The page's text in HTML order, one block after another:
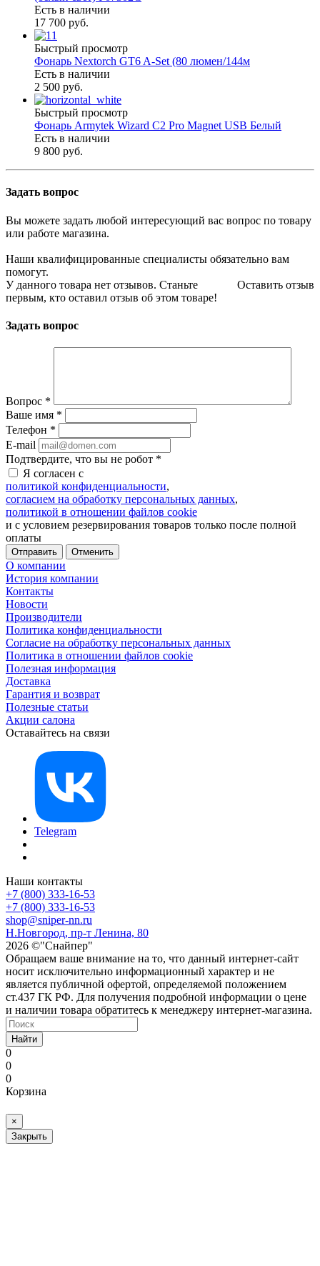
Есть в наличии
17 700 руб.
Быстрый просмотр
Фонарь Nextorch GT6 A-Set (80 люмен/144м
Есть в наличии
2 500 руб.
Быстрый просмотр
Фонарь Armytek Wizard C2 Pro Magnet USB Белый
Есть в наличии
9 800 руб.
Задать вопрос
Вы можете задать любой интересующий вас вопрос по товару
или работе магазина.
Наши квалифицированные специалисты обязательно вам
помогут.
Оставить отзыв
У данного товара нет отзывов. Станьте
первым, кто оставил отзыв об этом товаре!
Задать вопрос
Вопрос *
Ваше имя *
Телефон *
E-mail
Подтвердите, что вы не робот *
Я согласен с
политикой конфиденциальности,
согласием на обработку персональных данных,
политикой в отношении файлов cookie
и с условием резервирования товаров только после полной
оплаты
Отменить
О компании
История компании
Контакты
Новости
Производители
Политика конфиденциальности
Согласие на обработку персональных данных
Политика в отношении файлов cookie
Полезная информация
Доставка
Гарантия и возврат
Полезные статьи
Акции салона
Оставайтесь на связи
Telegram
Наши контакты
+7 (800) 333-16-53
+7 (800) 333-16-53
shop@sniper-nn.ru
Н.Новгород, пр-т Ленина, 80
2026 ©"Снайпер"
Обращаем ваше внимание на то, что данный интернет-сайт
носит исключительно информационный характер и не
является публичной офертой, определяемой положением
ст.437 ГК РФ. Для получения подробной информации о цене
и наличии товара обратитесь к менеджеру интернет-магазина.
Найти
0
0
0
Корзина
×
Закрыть